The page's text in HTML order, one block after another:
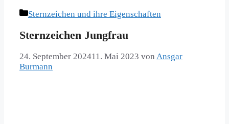
Kategorien
Sternzeichen und ihre Eigenschaften
Sternzeichen Jungfrau
24. September 202411. Mai 2023 von Ansgar
Burmann